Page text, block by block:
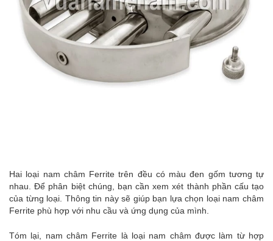
Hai loại nam châm Ferrite trên đều có màu đen gốm tương tự
nhau. Để phân biệt chúng, bạn cần xem xét thành phần cấu tạo
của từng loại. Thông tin này sẽ giúp bạn lựa chọn loại nam châm
Ferrite phù hợp với nhu cầu và ứng dụng của mình.
Tóm lại, nam châm Ferrite là loại nam châm được làm từ hợp